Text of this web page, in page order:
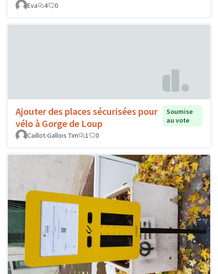
Eva 4 0
Ajouter des places sécurisées pour
vélo à Gorge de Loup
Soumise
au vote
Caillot-Gallois Tim
1 0